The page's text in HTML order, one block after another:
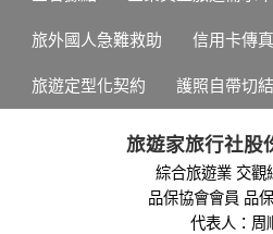
設備的 IP 位址、使用時間、使用
用，決不對外公布。
分析，分析結果之統計數據或說明
外，我們會視需要公佈統計數據及
除非取得您的同意或其他法令之特
的個人資料揭露予第三人或使用於
在您於本網站註冊帳號、使用本網
贈獎時，本網站會收集您的個人識
旅外國人急難救助 信用卡傳
旅遊定型化契約 護照自帶切
旅遊家旅行社股
綜合旅遊業 交觀
品保協會會員 品
代表人：周